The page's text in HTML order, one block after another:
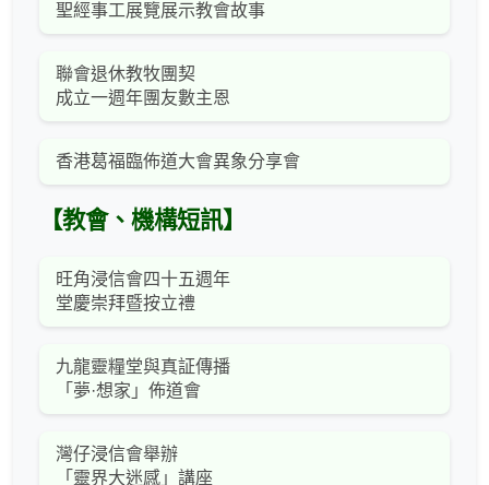
聖經事工展覽展示教會故事
聯會退休教牧團契
成立一週年團友數主恩
香港葛福臨佈道大會異象分享會
【教會、機構短訊】
旺角浸信會四十五週年
堂慶崇拜暨按立禮
九龍靈糧堂與真証傳播
「夢·想家」佈道會
灣仔浸信會舉辦
「靈界大迷感」講座